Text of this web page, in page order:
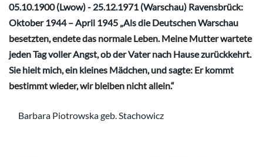
05.10.1900 (Lwow) - 25.12.1971 (Warschau) Ravensbrück:
Oktober 1944 – April 1945 „Als die Deutschen Warschau
besetzten, endete das normale Leben. Meine Mutter wartete
jeden Tag voller Angst, ob der Vater nach Hause zurückkehrt.
Sie hielt mich, ein kleines Mädchen, und sagte: Er kommt
bestimmt wieder, wir bleiben nicht allein.“
Barbara Piotrowska geb. Stachowicz